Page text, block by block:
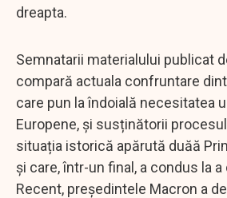
dreapta.
Semnatarii materialului publicat
compară actuala confruntare
care pun la îndoială necesitatea
Europene, și susținătorii
situația istorică apărută duăă
și care, într-un final, a condus la
Recent, președintele Macron a